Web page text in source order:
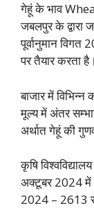
गेहूं के भाव
जबलपुर के द्वारा
पूर्वानुमान
पर तैयार करता है।
बाजार में विभिन्न
मूल्य में अंतर
अर्थात गेहूं की
कृषि
अक्टूबर 2024 में
2024 – 2613